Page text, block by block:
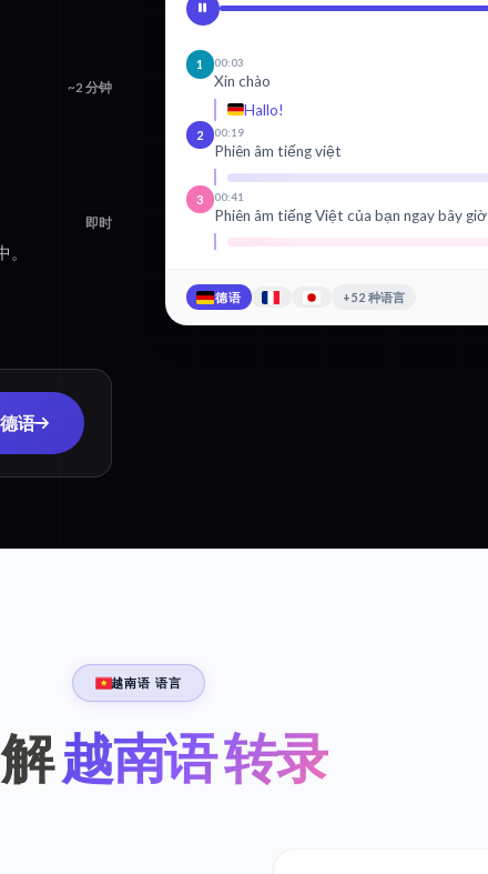
~2 分钟
即时
语
1 00:03
Xin chào
Hallo!
2 00:19
Phiên âm tiếng việt
3 00:41
Phiên âm tiếng Việt của bạn ngay bây giờ
德语 +52 种语言
越南语 语言
越南语 转录